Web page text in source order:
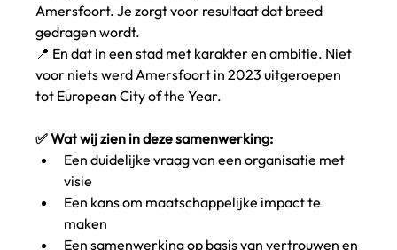
Amersfoort. Je zorgt voor resultaat dat breed
gedragen wordt.
📍 En dat in een stad met karakter en ambitie. Niet
voor niets werd Amersfoort in 2023 uitgeroepen
tot European City of the Year.
✅ Wat wij zien in deze samenwerking:
Een duidelijke vraag van een organisatie met
visie
Een kans om maatschappelijke impact te
maken
Een samenwerking op basis van vertrouwen en